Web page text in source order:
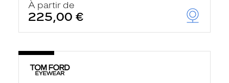
À partir de
225,00 €